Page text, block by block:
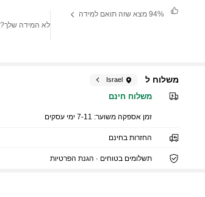
94%
מצא שזה תואם למידה
לא המידה שלך?
משלוח ל Israel
משלוח חינם
זמן אספקה ​​משוער: 7-11 ימי עסקים
החזרות בחינם
תשלומים בטוחים · הגנת הפרטיות